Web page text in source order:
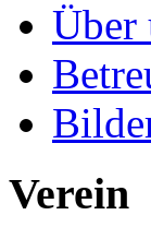
Über
Verein